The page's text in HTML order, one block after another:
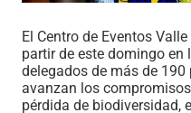
El Centro de Eventos
partir de este domingo en
delegados de más de
avanzan los
pérdida de biodiversidad,